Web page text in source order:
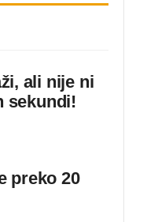
ali nije ni
sekundi!
preko 20